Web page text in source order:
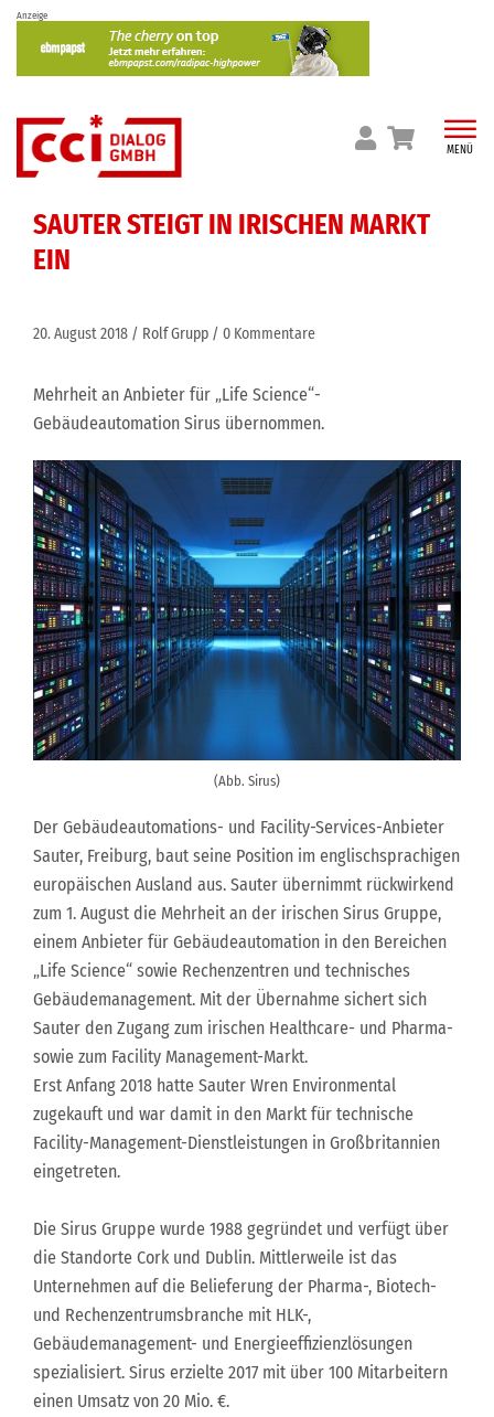
Skip
content
Anzeige
MENÜ
SAUTER STEIGT IN IRISCHEN MARKT
EIN
20. August 2018 Rolf Grupp 0 Kommentare
Mehrheit an Anbieter für „Life Science“-
Gebäudeautomation Sirus übernommen.
(Abb. Sirus)
Der Gebäudeautomations- und Facility-Services-Anbieter
Sauter, Freiburg, baut seine Position im englischsprachigen
europäischen Ausland aus. Sauter übernimmt rückwirkend
zum 1. August die Mehrheit an der irischen Sirus Gruppe,
einem Anbieter für Gebäudeautomation in den Bereichen
„Life Science“ sowie Rechenzentren und technisches
Gebäudemanagement. Mit der Übernahme sichert sich
Sauter den Zugang zum irischen Healthcare- und Pharma-
sowie zum Facility Management-Markt.
Erst Anfang 2018 hatte Sauter Wren Environmental
zugekauft und war damit in den Markt für technische
Facility-Management-Dienstleistungen in Großbritannien
eingetreten.
Die Sirus Gruppe wurde 1988 gegründet und verfügt über
die Standorte Cork und Dublin. Mittlerweile ist das
Unternehmen auf die Belieferung der Pharma-, Biotech-
und Rechenzentrumsbranche mit HLK-,
Gebäudemanagement- und Energieeffizienzlösungen
spezialisiert. Sirus erzielte 2017 mit über 100 Mitarbeitern
einen Umsatz von 20 Mio. €.